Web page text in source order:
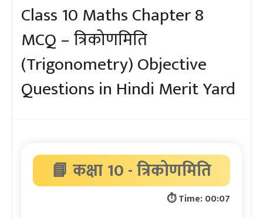
Class 10 Maths Chapter 8
MCQ – त्रिकोणमिति
(Trigonometry) Objective
Questions in Hindi Merit Yard
📘 कक्षा 10 - त्रिकोणमिति
⏱ Time:00:08